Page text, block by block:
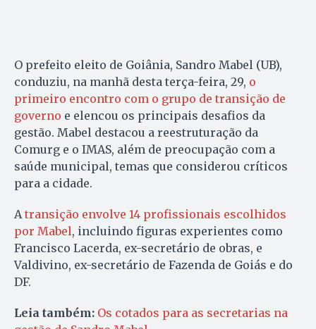
O prefeito eleito de Goiânia, Sandro Mabel (UB),
conduziu, na manhã desta terça-feira, 29, o
primeiro encontro com o grupo de transição de
governo e elencou os principais desafios da
gestão. Mabel destacou a reestruturação da
Comurg e o IMAS, além de preocupação com a
saúde municipal, temas que considerou críticos
para a cidade.
Atransição envolve 14 profissionais escolhidos
por Mabel, incluindo figuras experientes como
Francisco Lacerda, ex-secretário de obras, e
Valdivino, ex-secretário de Fazenda de Goiás e do
DF.
Leia também: Os cotados para as secretarias na